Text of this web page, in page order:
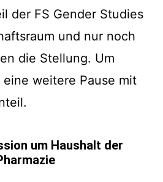
der FS Gender Studies
und nur noch
die Stellung. Um
weitere Pause mit
um Haushalt der